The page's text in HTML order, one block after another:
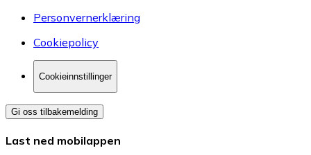
Personvernerklæring
Cookiepolicy
Cookieinnstillinger
Gi oss tilbakemelding
Last ned mobilappen